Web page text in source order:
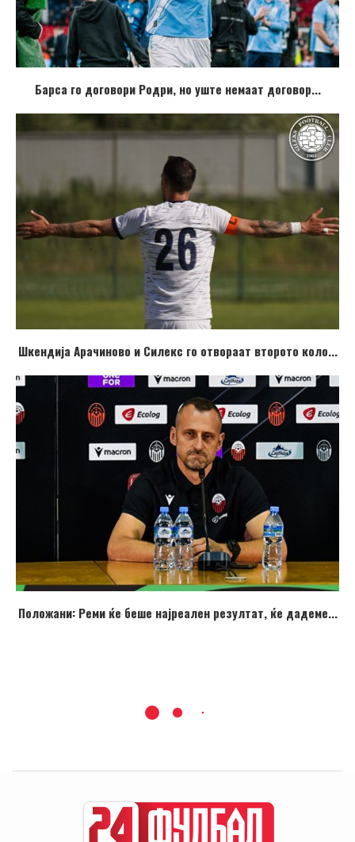
Барса го договори Родри, но уште немаат договор...
Шкендија Арачиново и Силекс го отвораат второто коло...
Положани: Реми ќе беше најреален резултат, ќе дадеме...